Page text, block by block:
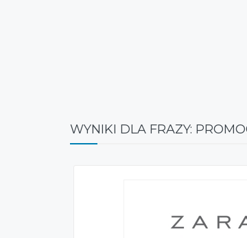
WYNIKI DLA FRAZY: